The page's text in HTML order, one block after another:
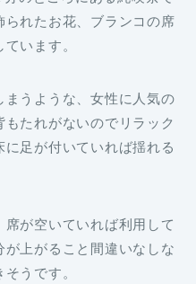
れたお花、ブランコの席
います。
うような、女性に人気の
たれがないのでリラック
足が付いていれば揺れる
が空いていれば利用して
上がること間違いなしな
うです。